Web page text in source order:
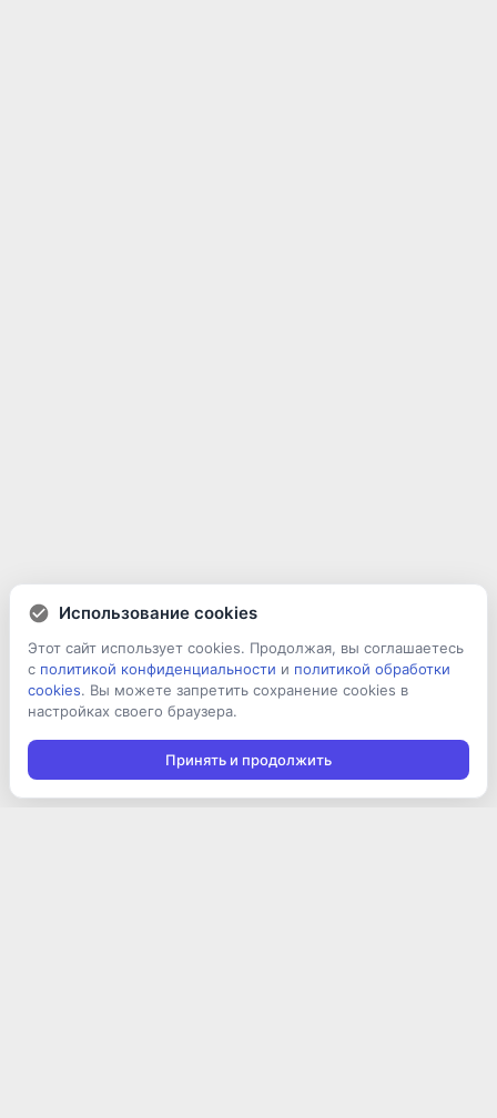
Использование cookies
Этот сайт использует cookies. Продолжая, вы соглашаетесь
с политикой конфиденциальности и политикой обработки
cookies. Вы можете запретить сохранение cookies в
настройках своего браузера.
Принять и продолжить